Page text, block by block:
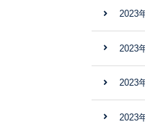
2023
2023
2023
2023